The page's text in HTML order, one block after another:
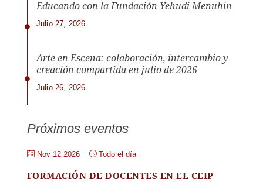
Educando con la Fundación Yehudi Menuhin
Julio 27, 2026
Arte en Escena: colaboración, intercambio y
creación compartida en julio de 2026
Julio 26, 2026
Próximos eventos
Nov 12 2026 Todo el día
FORMACIÓN DE DOCENTES EN EL CEIP